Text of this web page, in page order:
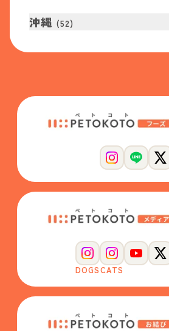
沖縄 (52)
DOGSCATS